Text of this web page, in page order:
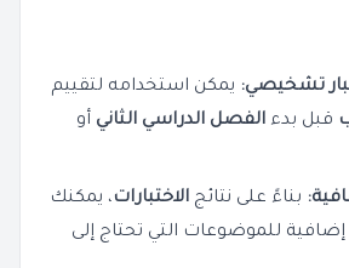
تشخيصي: يمكن استخدامه لتقييم
قبل بدء الفصل الدراسي الثاني أو
بناءً على نتائج الاختبارات، يمكنك
إضافية للموضوعات التي تحتاج إلى